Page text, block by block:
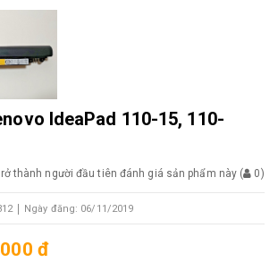
IdeaPad 110-15, 110-
thành người đầu tiên đánh giá sản phẩm này ( 0)
Ngày đăng: 06/11/2019
đ